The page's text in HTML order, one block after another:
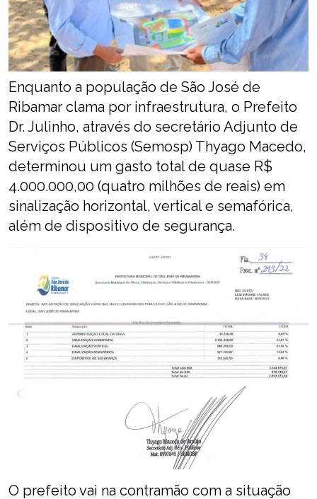
Enquanto a população de São José de
Ribamar clama por infraestrutura, o Prefeito
Dr. Julinho, através do secretário Adjunto de
Serviços Públicos (Semosp) Thyago Macedo,
determinou um gasto total de quase R$
4.000.000,00 (quatro milhões de reais) em
sinalização horizontal, vertical e semafórica,
além de dispositivo de segurança.
O prefeito vai na contramão com a situação